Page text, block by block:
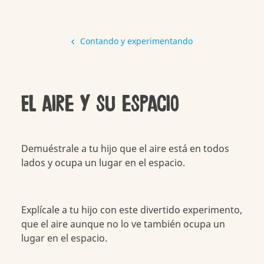
Contando y experimentando
El aire y su espacio
Demuéstrale a tu hijo que el aire está en todos
lados y ocupa un lugar en el espacio.
Explícale a tu hijo con este divertido experimento,
que el aire aunque no lo ve también ocupa un
lugar en el espacio.